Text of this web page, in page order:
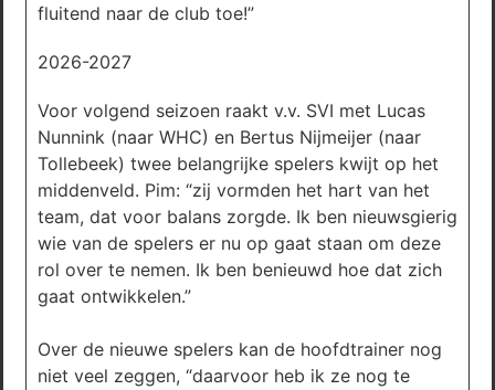
fluitend naar de club toe!”
2026-2027
Voor volgend seizoen raakt v.v. SVI met Lucas
Nunnink (naar WHC) en Bertus Nijmeijer (naar
Tollebeek) twee belangrijke spelers kwijt op het
middenveld. Pim: “zij vormden het hart van het
team, dat voor balans zorgde. Ik ben nieuwsgierig
wie van de spelers er nu op gaat staan om deze
rol over te nemen. Ik ben benieuwd hoe dat zich
gaat ontwikkelen.”
Over de nieuwe spelers kan de hoofdtrainer nog
niet veel zeggen, “daarvoor heb ik ze nog te